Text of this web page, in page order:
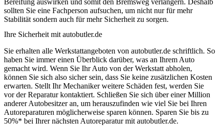
sollten Sie eine Fachperson aufsuchen, um nicht nur für mehr
Stabilität sondern auch für mehr Sicherheit zu sorgen.
Ihre Sicherheit mit autobutler.de
Sie erhalten alle Werkstattangeboten von autobutler.de schriftlich. So
haben Sie immer einen Überblick darüber, was an Ihrem Auto
gemacht wird. Wenn Sie Ihr Auto von der Werkstatt abholen,
können Sie sich also sicher sein, dass Sie keine zusätzlichen Kosten
erwarten. Stellt Ihr Mechaniker weitere Schäden fest, werden Sie
vor der Reparatur kontaktiert. Schließen Sie sich über einer Million
anderer Autobesitzer an, um herauszufinden wie viel Sie bei Ihren
Autoreparaturen möglicherweise sparen können. Sparen Sie bis zu
50%* bei Ihrer nächsten Autoreparatur mit autobutler.de.